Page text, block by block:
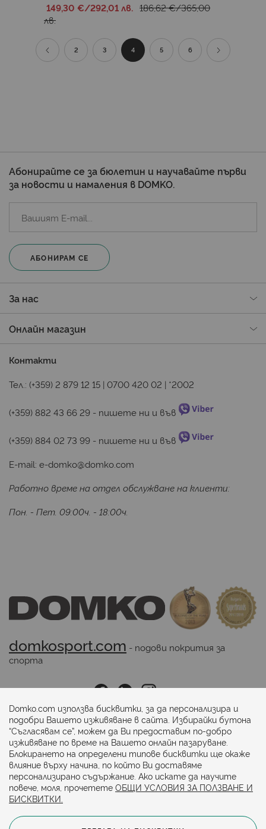
149,30 €/292,01 лв. 186,62 €/365,00
лв.
Страница
Страница
Назад Страница
2 Страница
3 В
4 Страница
5 Страница
6 Страница
Продължи
Абонирайте се за бюлетин и научавайте първи
за новости и намаления в DOMKO.
АБОНИРАМ СЕ
За нас
Онлайн магазин
Контакти
Тел.: (+359) 2 879 12 15 | 0700 420 02 | *2002
(+359) 882 43 66 29 - пишете ни и във
(+359) 884 02 73 99 - пишете ни и във
E-mail: e-domko@domko.com
Работно време на отдел обслужване на клиенти:
Пон. - Пет. 09:00ч. - 18:00ч.
domkosport.com - подови покрития за
спорта
Последвайте ни:
Начини на плащане:
Domko.com използва бисквитки, за да персонализира и
подобри Вашето изживяване в сайта. Избирайки бутона
“Съгласявам се”, можем да Ви предоставим по-добро
изживяване по време на Вашето онлайн пазаруване.
Блокирането на определени типове бисквитки ще окаже
влияние върху начина, по който Ви доставяме
персонализирано съдържание. Ако искате да научите
повече, моля, прочетете ОБЩИ УСЛОВИЯ ЗА ПОЛЗВАНЕ И
БИСКВИТКИ.